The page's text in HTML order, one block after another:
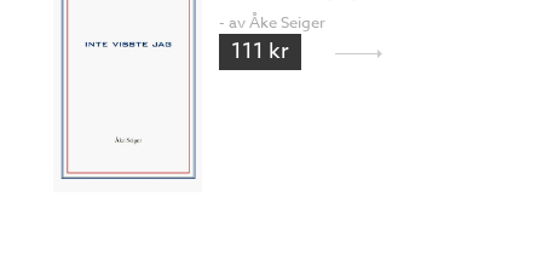
- av Åke Seiger
111 kr